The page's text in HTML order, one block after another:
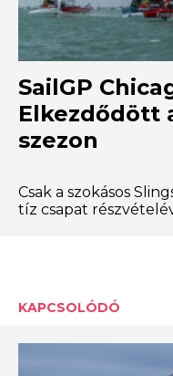
SailGP
Elkezdődött
szezon
Csak a szokásos
tíz csapat
KAPCSOLÓDÓ